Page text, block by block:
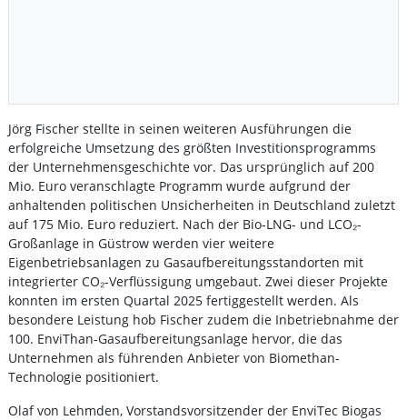
Jörg Fischer stellte in seinen weiteren Ausführungen die
erfolgreiche Umsetzung des größten Investitionsprogramms
der Unternehmensgeschichte vor. Das ursprünglich auf 200
Mio. Euro veranschlagte Programm wurde aufgrund der
anhaltenden politischen Unsicherheiten in Deutschland zuletzt
auf 175 Mio. Euro reduziert. Nach der Bio-LNG- und LCO₂-
Großanlage in Güstrow werden vier weitere
Eigenbetriebsanlagen zu Gasaufbereitungsstandorten mit
integrierter CO₂-Verflüssigung umgebaut. Zwei dieser Projekte
konnten im ersten Quartal 2025 fertiggestellt werden. Als
besondere Leistung hob Fischer zudem die Inbetriebnahme der
100. EnviThan-Gasaufbereitungsanlage hervor, die das
Unternehmen als führenden Anbieter von Biomethan-
Technologie positioniert.
Olaf von Lehmden, Vorstandsvorsitzender der EnviTec Biogas